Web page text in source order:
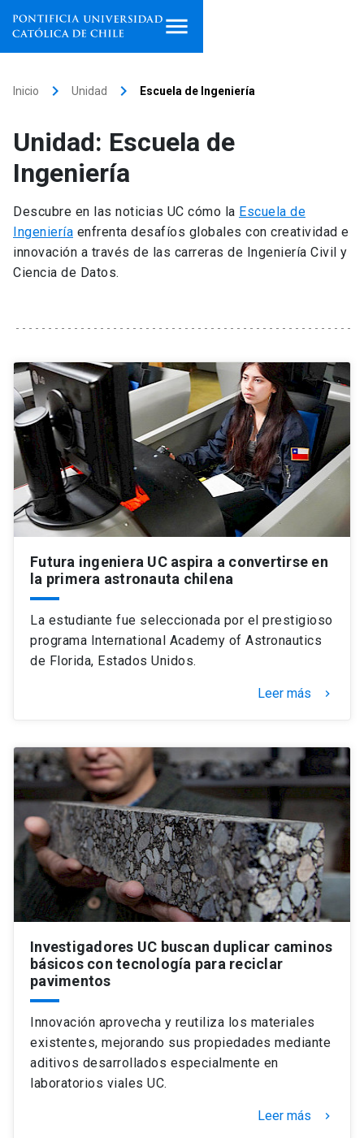
Facultades, escuelas e
institutos
Investigación
Internacionalización launch
Universidad
Información para keyboard_arrow_down
Futuros estudiantes
Estudiantes
Académicos
Personal
Alumni launch
Padres y familia
Go to english site launch
ACCESOS DIRECTOS
Admisión launch
Mi Cuenta UC launch
Correo UC
Mi Portal UC launch
Inicio keyboard_arrow_right Unidad keyboard_arrow_right Escuela de Ingeniería
Unidad: Escuela de
Ingeniería
Descubre en las noticias UC cómo la Escuela de
Ingeniería enfrenta desafíos globales con creatividad e
innovación a través de las carreras de Ingeniería Civil y
Ciencia de Datos.
Futura ingeniera UC aspira a convertirse en
la primera astronauta chilena
La estudiante fue seleccionada por el prestigioso
programa International Academy of Astronautics
de Florida, Estados Unidos.
Leer más keyboard_arrow_right
Investigadores UC buscan duplicar caminos
básicos con tecnología para reciclar
pavimentos
Innovación aprovecha y reutiliza los materiales
existentes, mejorando sus propiedades mediante
aditivos desarrollados especialmente en
laboratorios viales UC.
Leer más keyboard_arrow_right